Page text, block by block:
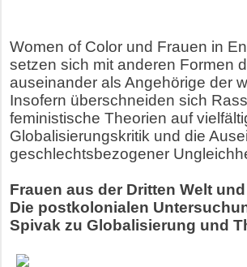
Women of Color und Frauen in
setzen sich mit anderen Formen
auseinander als Angehörige der
Insofern überschneiden sich
feministische Theorien auf
Globalisierungskritik und die
geschlechtsbezogener
Frauen aus der Dritten Welt
Die postkolonialen
Spivak zu Globalisierung und